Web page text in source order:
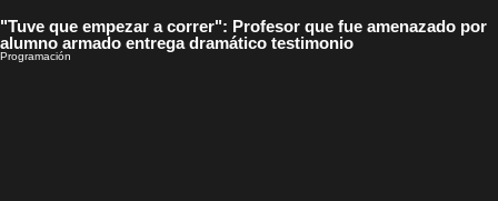
"Tuve que empezar a correr": Profesor que fue amenazado por
alumno armado entrega dramático testimonio
Programación